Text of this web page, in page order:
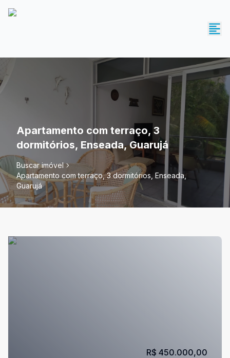
Apartamento com terraço, 3
dormitórios, Enseada, Guarujá
Buscar imóvel
Apartamento com terraço, 3 dormitórios, Enseada,
Guarujá
R$ 450.000,00